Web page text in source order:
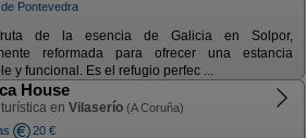
Pontevedra
de la esencia de Galicia en Solpor,
reformada para ofrecer una estancia
y funcional. Es el refugio perfec ...
House
en Vilaserío (A Coruña)
20 €